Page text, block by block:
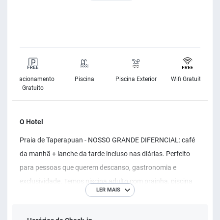
Estacionamento
Gratuito
Piscina Piscina Exterior Wifi Gratuito
O Hotel
Praia de Taperapuan - NOSSO GRANDE DIFERNCIAL: café
da manhã + lanche da tarde incluso nas diárias. Perfeito
para pessoas que querem descanso, gastronomia e
exclusividade. Temos piscina adulto com prainha, piscina
infantil, hidromassagem, sala de jogos, bar, restaurante e
LER MAIS